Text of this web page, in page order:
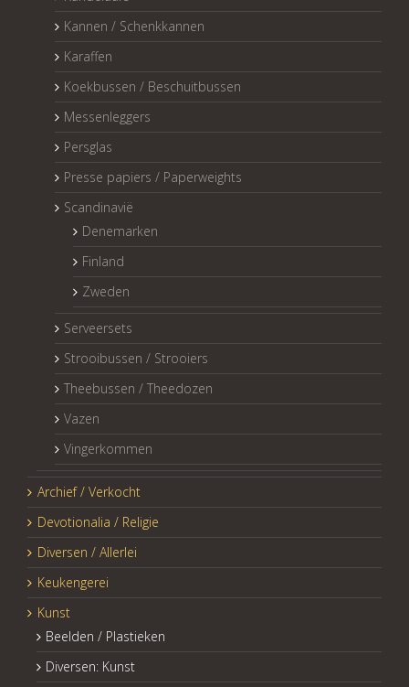
Kannen / Schenkkannen
Karaffen
Koekbussen / Beschuitbussen
Messenleggers
Persglas
Presse papiers / Paperweights
Scandinavië
Denemarken
Finland
Zweden
Serveersets
Strooibussen / Strooiers
Theebussen / Theedozen
Vazen
Vingerkommen
Archief / Verkocht
Devotionalia / Religie
Diversen / Allerlei
Keukengerei
Kunst
Beelden / Plastieken
Diversen: Kunst